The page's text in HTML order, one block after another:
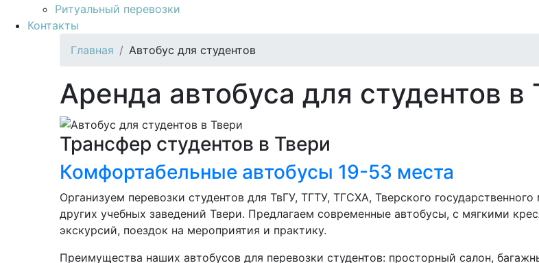
Ритуальный перевозки
Контакты
Главная
Автобус для студентов
Аренда автобуса для студентов в
Трансфер студентов в Твери
Комфортабельные автобусы 19-53 места
Организуем перевозки студентов для ТвГУ, ТГТУ, ТГСХА, Тверского
других учебных заведений Твери. Предлагаем современные автобусы, с мягкими
экскурсий, поездок на мероприятия и практику.
Преимущества наших автобусов для перевозки студентов: просторный салон,